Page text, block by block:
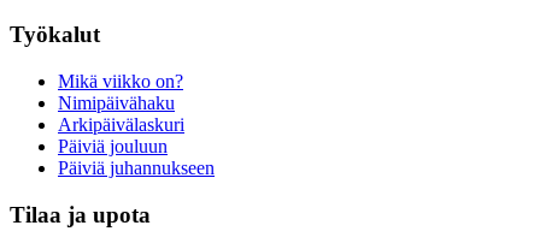
Työkalut
Mikä viikko on?
Nimipäivähaku
Arkipäivälaskuri
Päiviä jouluun
Päiviä juhannukseen
Tilaa ja upota